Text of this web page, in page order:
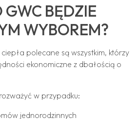
BĘDZIE
WYBOREM?
polecane są wszystkim, którzy
ekonomiczne z dbałością o
w przypadku:
jednorodzinnych